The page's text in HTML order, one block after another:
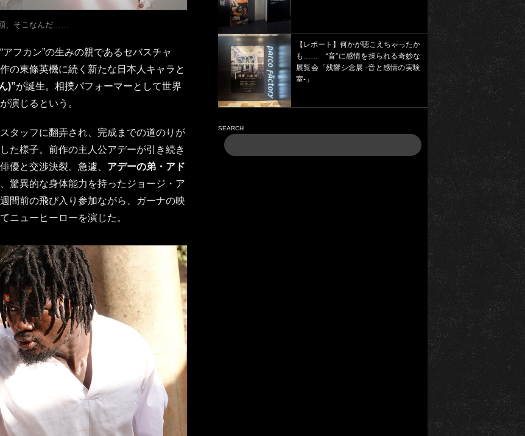
、そこなんだ……
フカン”の生みの親であるセバスチャ
の東條英機に続く新たな日本人キャラと
)”が誕生。相撲パフォーマーとして世界
演じるという。
タッフに翻弄され、完成までの道のりが
た様子。前作の主人公アデーが引き続き
優と交渉決裂。急遽、 アデーの弟・アド
驚異的な身体能力を持ったジョージ・ア
間前の飛び入り参加ながら、ガーナの映
ニューヒーローを演じた。
【レポート】何かが聴こえちゃったか
も…… “音”に感情を操られる奇妙な
展覧会「残響シ念展 -⾳と感情の実験
室-」
SEARCH